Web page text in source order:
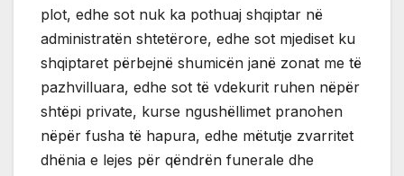
plot, edhe sot nuk ka pothuaj shqiptar në
administratën shtetërore, edhe sot mjediset ku
shqiptaret përbejnë shumicën janë zonat me të
pazhvilluara, edhe sot të vdekurit ruhen nëpër
shtëpi private, kurse ngushëllimet pranohen
nëpër fusha të hapura, edhe mëtutje zvarritet
dhënia e lejes për qëndrën funerale dhe